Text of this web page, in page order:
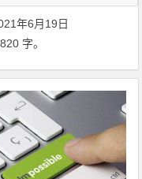
年6月19日
字。